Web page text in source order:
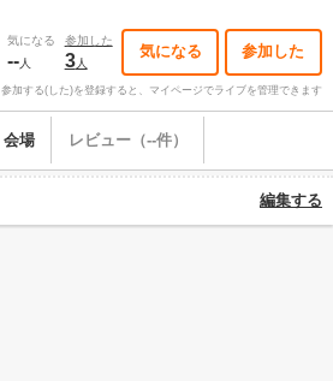
気になる
--人
参加した
3人
気になる 参加した
参加する(した)を登録すると、マイページでライブを管理できます
会場 レビュー（--件）
編集する